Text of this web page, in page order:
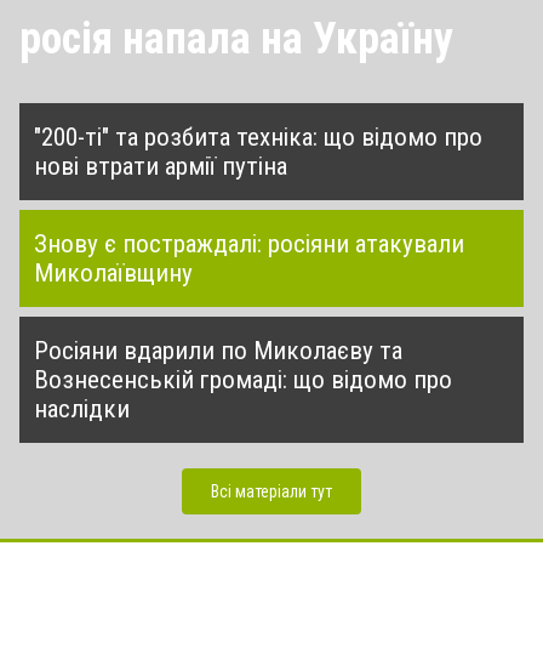
росія напала на Україну
"200-ті" та розбита техніка: що відомо про
нові втрати армії путіна
Знову є постраждалі: росіяни атакували
Миколаївщину
Росіяни вдарили по Миколаєву та
Вознесенській громаді: що відомо про
наслідки
Всі матеріали тут